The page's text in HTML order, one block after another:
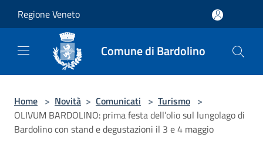
Regione Veneto
Comune di Bardolino
Home > Novità > Comunicati > Turismo >
OLIVUM BARDOLINO: prima festa dell’olio sul lungolago di
Bardolino con stand e degustazioni il 3 e 4 maggio